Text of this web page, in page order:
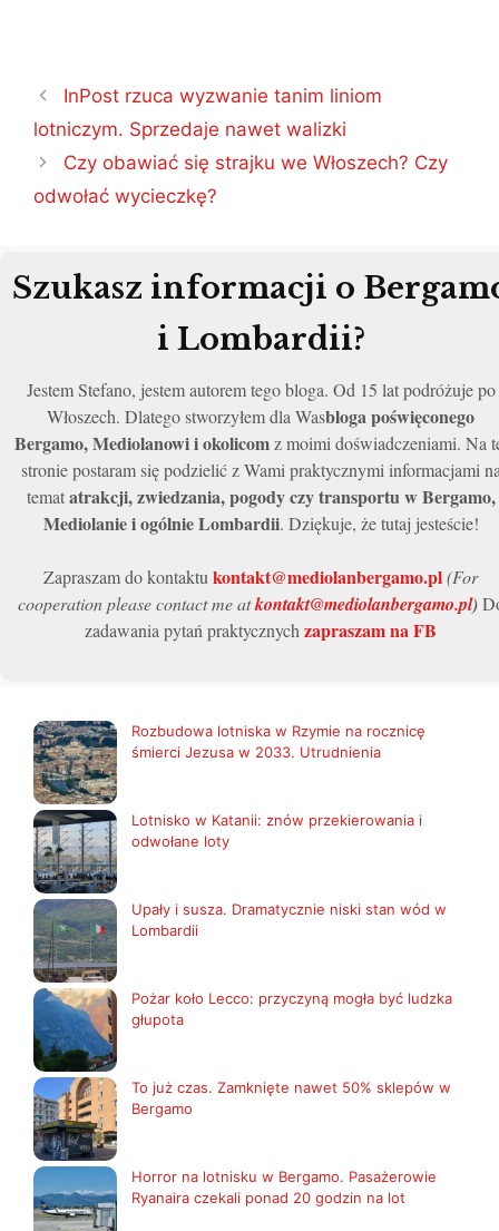
Nawigacja
wpisu
InPost rzuca wyzwanie tanim liniom
lotniczym. Sprzedaje nawet walizki
Czy obawiać się strajku we Włoszech? Czy
odwołać wycieczkę?
Szukasz informacji o
i Lombardii?
Jestem Stefano, jestem autorem tego bloga. Od 15 lat podróżuje po
Włoszech. Dlatego stworzyłem dla Wasbloga poświęconego
Bergamo, Mediolanowi i okolicomz moimi doświadczeniami. Na
stronie postaram się podzielić z Wami praktycznymi informacjami
tematatrakcji, zwiedzania, pogody czy transportu w Bergamo,
Mediolanie i ogólnie Lombardii. Dziękuje, że tutaj jesteście!
Zapraszam do kontaktu kontakt@mediolanbergamo.pl(For
cooperation please contact me atkontakt@mediolanbergamo.pl)
zadawania pytań praktycznych zapraszam na FB
Rozbudowa lotniska w Rzymie na rocznicę
śmierci Jezusa w 2033. Utrudnienia
Lotnisko w Katanii: znów przekierowania i
odwołane loty
Upały i susza. Dramatycznie niski stan wód w
Lombardii
Pożar koło Lecco: przyczyną mogła być ludzka
głupota
To już czas. Zamknięte nawet 50% sklepów w
Bergamo
Horror na lotnisku w Bergamo. Pasażerowie
Ryanaira czekali ponad 20 godzin na lot